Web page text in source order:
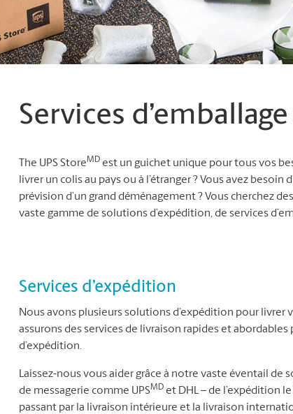
Services
The UPS StoreMD est un guichet unique pour tous vos
livrer un colis au pays ou à l’étranger ? Vous avez
prévision d’un grand déménagement ? Vous cherchez
vaste gamme de solutions d’expédition, de services
Services d’expédition
Nous avons plusieurs solutions d’expédition pour livrer
assurons des services de livraison rapides et
d’expédition.
Laissez-nous vous aider grâce à notre vaste éventail de
de messagerie comme UPSMD et DHL – de l’expédition
passant par la livraison intérieure et la livraison